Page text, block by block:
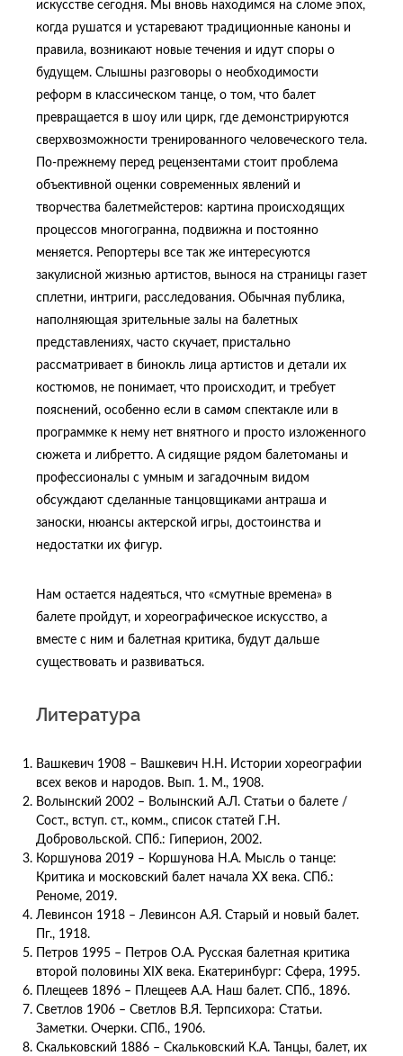
искусстве сегодня. Мы вновь находимся на сломе эпох,
когда рушатся и устаревают традиционные каноны и
правила, возникают новые течения и идут споры о
будущем. Слышны разговоры о необходимости
реформ в классическом танце, о том, что балет
превращается в шоу или цирк, где демонстрируются
сверхвозможности тренированного человеческого тела.
По-прежнему перед рецензентами стоит проблема
объективной оценки современных явлений и
творчества балетмейстеров: картина происходящих
процессов многогранна, подвижна и постоянно
меняется. Репортеры все так же интересуются
закулисной жизнью артистов, вынося на страницы газет
сплетни, интриги, расследования. Обычная публика,
наполняющая зрительные залы на балетных
представлениях, часто скучает, пристально
рассматривает в бинокль лица артистов и детали их
костюмов, не понимает, что происходит, и требует
пояснений, особенно если в самом спектакле или в
программке к нему нет внятного и просто изложенного
сюжета и либретто. А сидящие рядом балетоманы и
профессионалы с умным и загадочным видом
обсуждают сделанные танцовщиками антраша и
заноски, нюансы актерской игры, достоинства и
недостатки их фигур.
Нам остается надеяться, что «смутные времена» в
балете пройдут, и хореографическое искусство, а
вместе с ним и балетная критика, будут дальше
существовать и развиваться.
Литература
Вашкевич 1908 – Вашкевич Н.Н. Истории хореографии
всех веков и народов. Вып. 1. М., 1908.
Волынский 2002 – Волынский А.Л. Статьи о балете /
Сост., вступ. ст., комм., список статей Г.Н.
Добровольской. СПб.: Гиперион, 2002.
Коршунова 2019 – Коршунова Н.А. Мысль о танце:
Критика и московский балет начала ХХ века. СПб.:
Реноме, 2019.
Левинсон 1918 – Левинсон А.Я. Старый и новый балет.
Пг., 1918.
Петров 1995 – Петров О.А. Русская балетная критика
второй половины XIX века. Екатеринбург: Сфера, 1995.
Плещеев 1896 – Плещеев А.А. Наш балет. СПб., 1896.
Светлов 1906 – Светлов В.Я. Терпсихора: Статьи.
Заметки. Очерки. СПб., 1906.
Скальковский 1886 – Скальковский К.А. Танцы, балет, их